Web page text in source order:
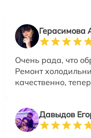
Герасимова
Очень рада, что
Ремонт
качественно,
Давыдов